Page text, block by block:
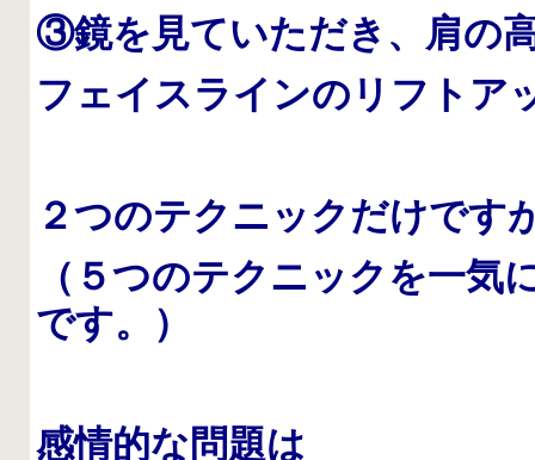
③鏡を見ていただき、肩の
フェイスラインのリフトア
２つのテクニックだけです
（５つのテクニックを一
です。）
感情的な問題は